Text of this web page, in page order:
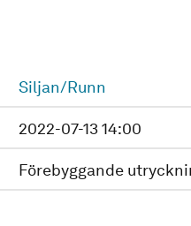
Siljan/Runn
2022-07-13 14:00
Förebyggande